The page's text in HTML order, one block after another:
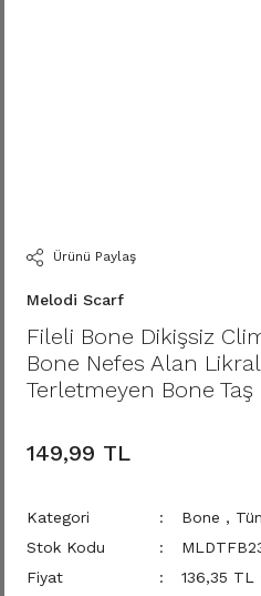
Ürünü Paylaş
Melodi Scarf
Fileli Bone Dikişsiz
Bone Nefes Alan
Terletmeyen Bone
149,99 TL
Kategori Bone ,
Stok Kodu
Fiyat
136,35 TL